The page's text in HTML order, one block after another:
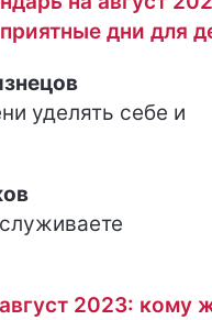
дни для
уделять себе и
2023: кому